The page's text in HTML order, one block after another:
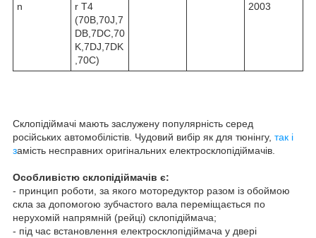
n
r T4
(70B,70J,7
DB,7DC,70
K,7DJ,7DK
,70C)
2003
Склопідіймачі мають заслужену популярність серед
російських автомобілістів. Чудовий вибір як для тюнінгу, так і
замість несправних оригінальних електросклопідіймачів.
Особливістю склопідіймачів є:
- принцип роботи, за якого моторедуктор разом із обоймою
скла за допомогою зубчастого вала переміщається по
нерухомій напрямній (рейці) склопідіймача;
- під час встановлення електросклопідіймача у двері